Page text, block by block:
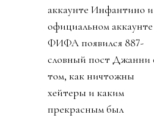
прихватизация футбола.
О том как почти
краткая хроника.
День 0. 26 июля 2026.
Ровно через неделю